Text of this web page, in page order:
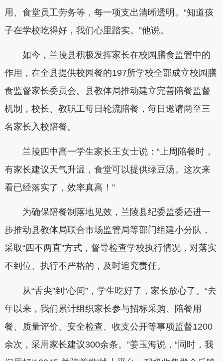
用、食堂员工劳务等，每一项支出清晰透明。“知道孩
子在学校吃得好，我们心里踏实。”他说。
如今，兰陵县积极发挥家长在校园膳食监管中的
作用，在全县提供校园餐的197所学校全部成立校园膳
食监督家长委员会。县教体局推动建立完善陪餐监督
机制，校长、教职工每日轮流陪餐，每日邀请两至三
名家长入校陪餐。
兰陵四中高一学生家长王女士说：“上周陪餐时，
有家长建议天气升温，食堂可以提供绿豆汤。这次来
看已经落实了，效率真高！”
为确保陪餐制落地见效，兰陵县纪委监委还进一
步推动县教体局联合市场监管局等部门组建小分队，
采取“四不两直”方式，督导检查学校执行情况，对落实
不到位、执行不严格的，及时追究责任。
从“舌尖”到“心间”，学生吃好了，家长放心了。“去
年以来，我们累计组织家长参与招标采购、陪餐用
餐、质量评价、安全检查、收支公开等事项监督1200
余次，采用家长建议300余条。”姜玉海说，“同时，我